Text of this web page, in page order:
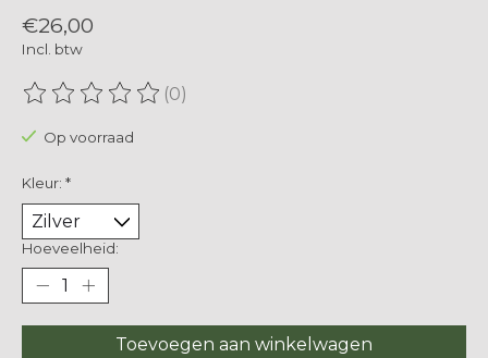
€26,00
Incl. btw
De beoordeling van dit product is
(0)
Op voorraad
Kleur: *
Hoeveelheid:
Toevoegen aan winkelwagen